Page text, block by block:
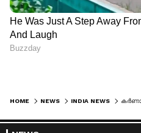
HOME NEWS INDIA NEWS